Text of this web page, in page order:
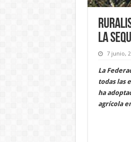
la
7 junio,
La
todas las
ha
agrícola